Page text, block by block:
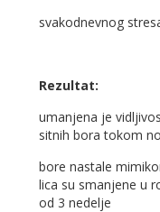
svakodnevnog
Rezultat:
umanjena je
sitnih bora tokom
bore nastale
lica su smanjene u
od 3 nedelje